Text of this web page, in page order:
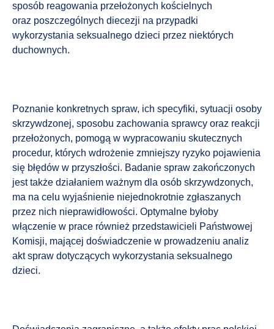
sposób reagowania przełożonych kościelnych
oraz poszczególnych diecezji na przypadki
wykorzystania seksualnego dzieci przez niektórych
duchownych.
Poznanie konkretnych spraw, ich specyfiki, sytuacji osoby
skrzywdzonej, sposobu zachowania sprawcy oraz reakcji
przełożonych, pomogą w wypracowaniu skutecznych
procedur, których wdrożenie zmniejszy ryzyko pojawienia
się błędów w przyszłości. Badanie spraw zakończonych
jest także działaniem ważnym dla osób skrzywdzonych,
ma na celu wyjaśnienie niejednokrotnie zgłaszanych
przez nich nieprawidłowości. Optymalne byłoby
włączenie w prace również przedstawicieli Państwowej
Komisji, mającej doświadczenie w prowadzeniu analiz
akt spraw dotyczących wykorzystania seksualnego
dzieci.